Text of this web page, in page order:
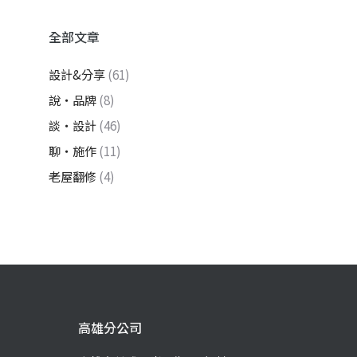
全部文章
設計&分享(61)
說・品牌(8)
談・設計(46)
聊・施作(11)
老屋翻修 (4)
高雄分公司